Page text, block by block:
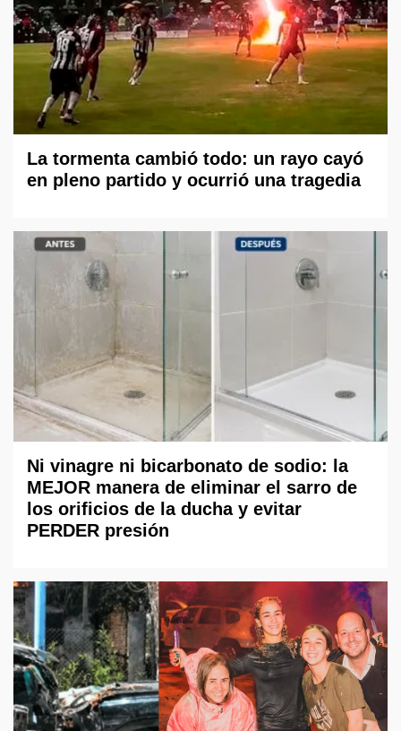
La tormenta cambió todo: un rayo cayó
en pleno partido y ocurrió una tragedia
Ni vinagre ni bicarbonato de sodio: la
MEJOR manera de eliminar el sarro de
los orificios de la ducha y evitar
PERDER presión